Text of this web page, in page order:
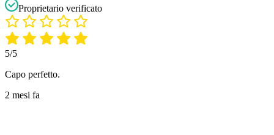
Proprietario verificato
5/5
Capo perfetto.
2 mesi fa